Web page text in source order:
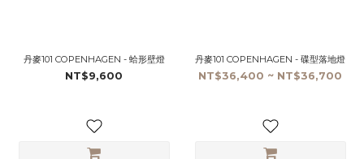
丹麥101 COPENHAGEN - 蛤形壁燈
NT$9,600
丹麥101 COPENHAGEN - 碟型落地燈
NT$36,400 ~ NT$36,700